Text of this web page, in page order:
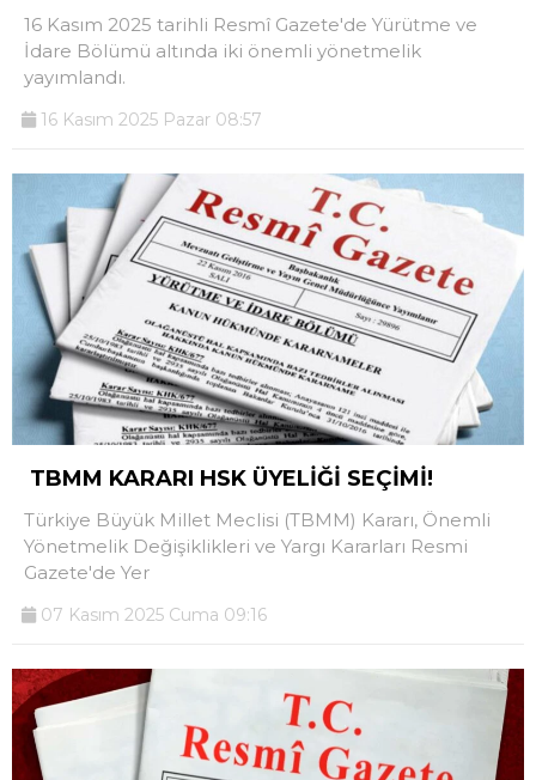
16 Kasım 2025 tarihli Resmî Gazete'de Yürütme ve
İdare Bölümü altında iki önemli yönetmelik
yayımlandı.
16 Kasım 2025 Pazar 08:57
TBMM KARARI HSK ÜYELİĞİ SEÇİMİ!
Türkiye Büyük Millet Meclisi (TBMM) Kararı, Önemli
Yönetmelik Değişiklikleri ve Yargı Kararları Resmi
Gazete'de Yer
07 Kasım 2025 Cuma 09:16